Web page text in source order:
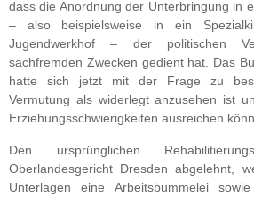
dass die Anordnung der Unterbringung in
– also beispielsweise in ein
Jugendwerkhof – der politischen
sachfremden Zwecken gedient hat. Das
hatte sich jetzt mit der Frage zu
Vermutung als widerlegt anzusehen ist
Erziehungsschwierigkeiten ausreichen
Den ursprünglichen
Oberlandesgericht Dresden abgelehnt,
Unterlagen eine Arbeitsbummelei